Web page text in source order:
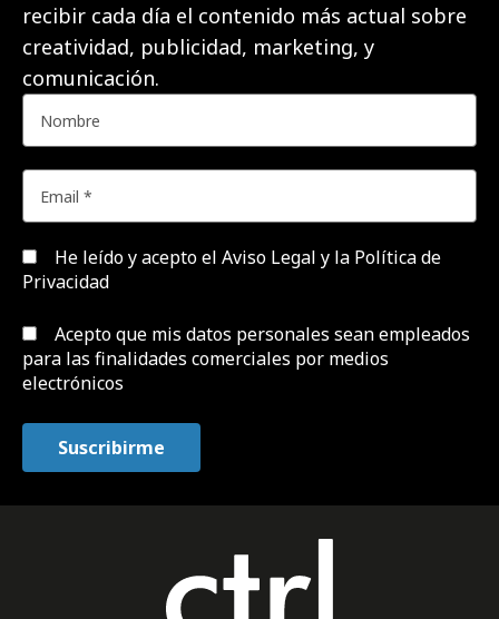
recibir cada día el contenido más actual sobre
creatividad, publicidad, marketing, y
comunicación.
He leído y acepto el Aviso Legal y la Política de
Privacidad
Acepto que mis datos personales sean empleados
para las finalidades comerciales por medios
electrónicos